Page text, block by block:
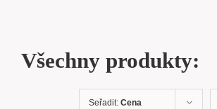
Všechny produkty:
Seřadit: Cena